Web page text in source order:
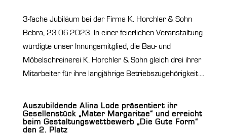
3-fache Jubiläum bei der Firma K. Horchler & Sohn
Bebra, 23.06.2023. In einer feierlichen Veranstaltung
würdigte unser Innungsmitglied, die Bau- und
Möbelschreinerei K. Horchler & Sohn gleich drei ihrer
Mitarbeiter für ihre langjährige Betriebszugehörigkeit....
Auszubildende Alina Lode präsentiert ihr
Gesellenstück „Mater Margaritae“ und erreicht
beim Gestaltungswettbewerb „Die Gute Form“
den 2. Platz